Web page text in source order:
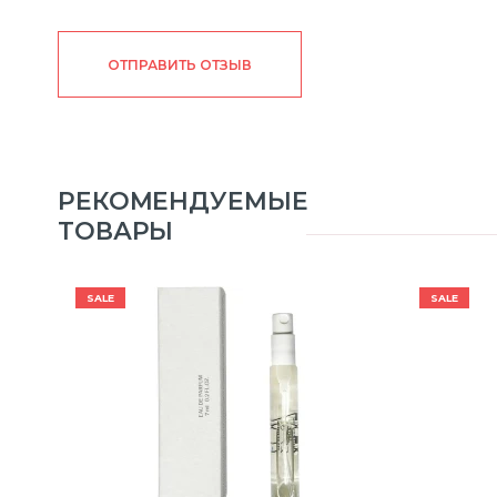
ОТПРАВИТЬ ОТЗЫВ
РЕКОМЕНДУЕМЫЕ
ТОВАРЫ
SALE SALE